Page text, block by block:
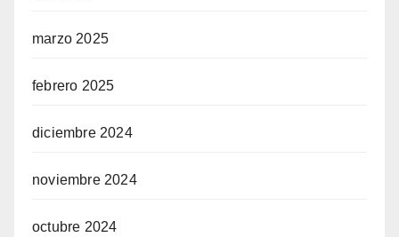
marzo 2025
febrero 2025
diciembre 2024
noviembre 2024
octubre 2024